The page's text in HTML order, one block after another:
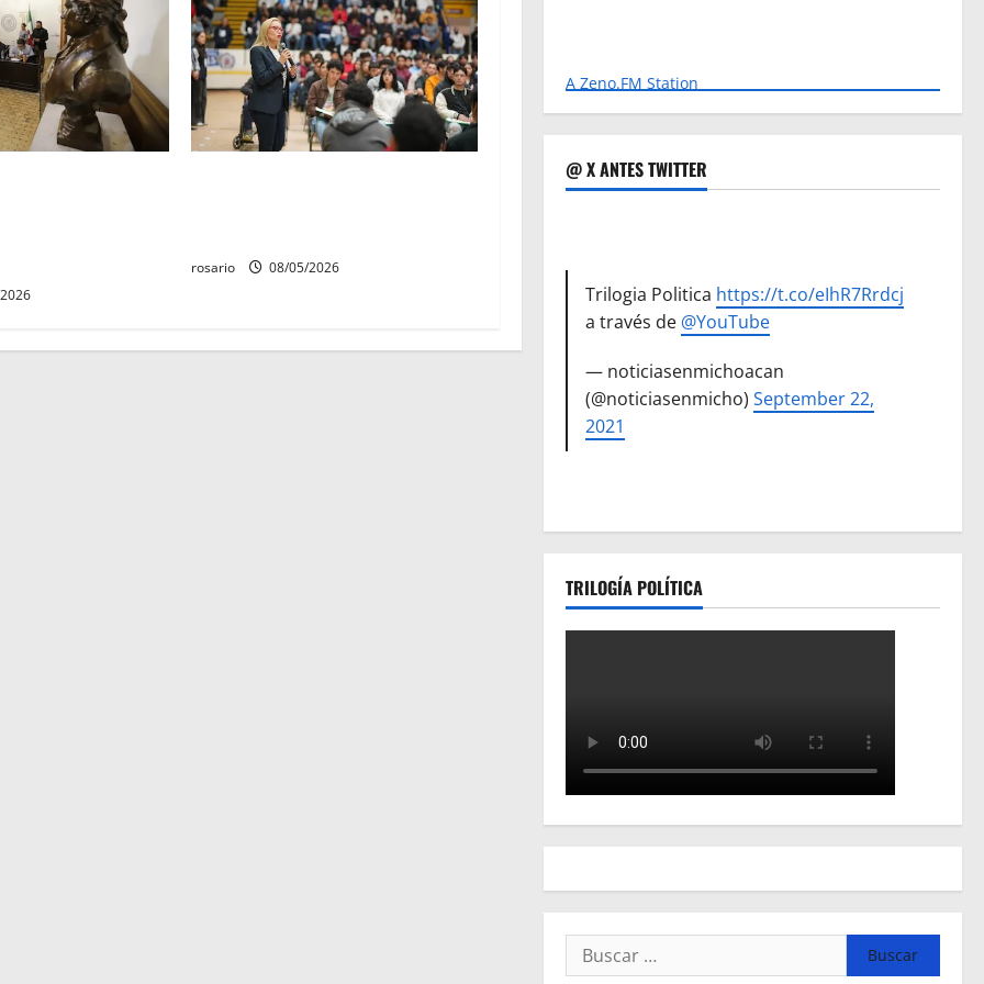
rosario 08/05/2026
A Zeno.FM Station
@ X ANTES TWITTER
Trilogia Politica https://t.co/eIhR7Rrdcj
a través de @YouTube
— noticiasenmichoacan
(@noticiasenmicho)September 22,
2021
TRILOGÍA POLÍTICA
Buscar: